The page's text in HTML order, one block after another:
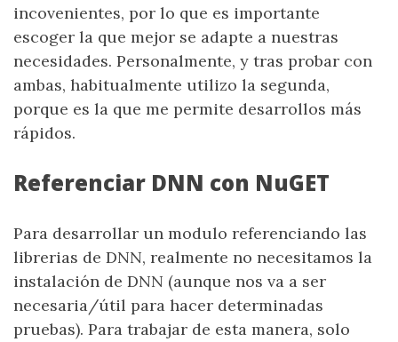
incovenientes, por lo que es importante
escoger la que mejor se adapte a nuestras
necesidades. Personalmente, y tras probar con
ambas, habitualmente utilizo la segunda,
porque es la que me permite desarrollos más
rápidos.
Referenciar DNN con NuGET
Para desarrollar un modulo referenciando las
librerias de DNN, realmente no necesitamos la
instalación de DNN (aunque nos va a ser
necesaria/útil para hacer determinadas
pruebas). Para trabajar de esta manera, solo